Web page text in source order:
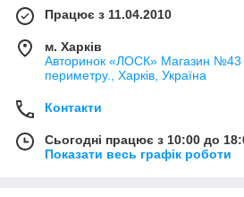
Працює з 11.04.2010
м. Харків
Авторинок «ЛОСК» Магазин
периметру., Харків, Україна
Контакти
Сьогодні працює з 10:00 до
Показати весь графік роботи